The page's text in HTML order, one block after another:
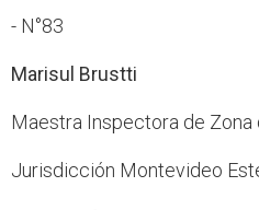
- N°83
Marisul Brustti
Maestra Inspectora de Zona
Jurisdicción Montevideo